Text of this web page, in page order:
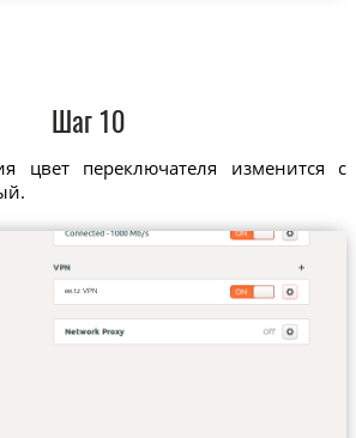
Шаг 10
цвет переключателя изменится с
ee.tz VPN